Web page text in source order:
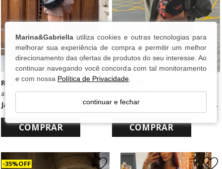
Marina&Gabriella utiliza cookies e outras tecnologias para
melhorar sua experiência de compra e permitir um melhor
direcionamento das ofertas de produtos do seu interesse. Ao
continuar navegando você concorda com tal monitoramento
e com nossa Política de Privacidade.
continuar e fechar
J
AQUETA OVERSIZED DE COTELÊ MARROM
R$ 279,99
9xdeR$ 31,11sem juros
COMPRAR
JAQUETA OVERSIZED DE COTELÊ VERDE
R$ 279,99
9xdeR$ 31,11sem juros
COMPRAR
35% OFF